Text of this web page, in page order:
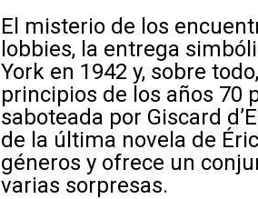
El misterio de los
lobbies, la entrega
York en 1942 y, sobre
principios de los años 70
saboteada por Giscard
de la última novela de
géneros y ofrece un
varias sorpresas.